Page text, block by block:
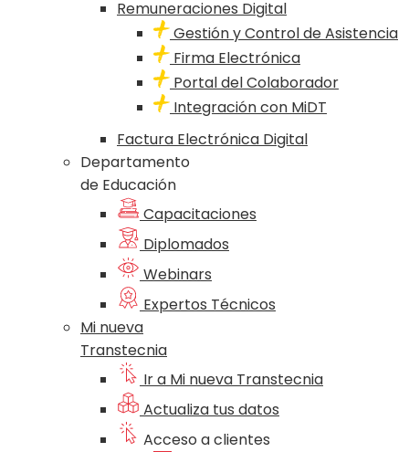
Remuneraciones Digital
Gestión y Control de Asistencia
Firma Electrónica
Portal del Colaborador
Integración con MiDT
Factura Electrónica Digital
Departamento
de Educación
Capacitaciones
Diplomados
Webinars
Expertos Técnicos
Mi nueva
Transtecnia
Ir a Mi nueva Transtecnia
Actualiza tus datos
Acceso a clientes